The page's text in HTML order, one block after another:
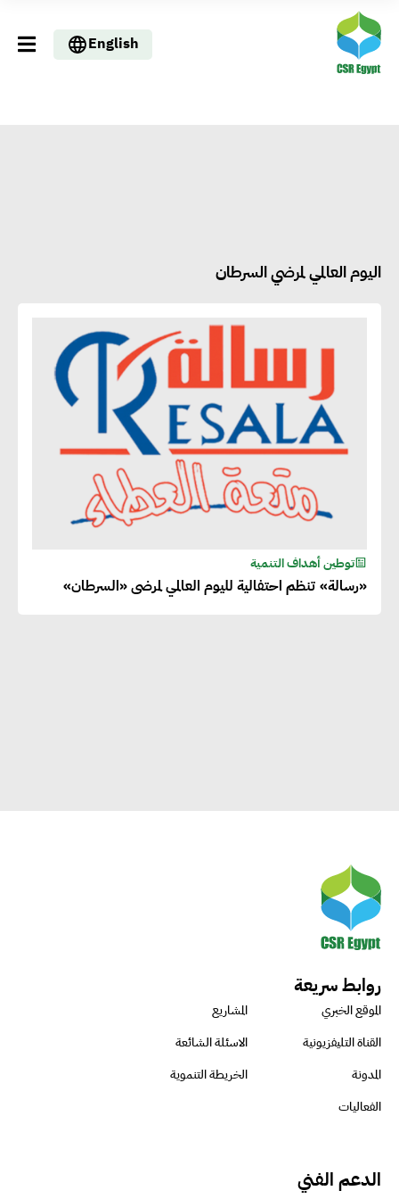
English
اليوم العالمي لمرضي السرطان
توطين أهداف التنمية
«رسالة» تنظم احتفالية لليوم العالمي لمرضى «السرطان»
روابط سريعة
الموقع الخبري
المشاريع
القناة التليفزيونية
الاسئلة الشائعة
المدونة
الخريطة التنموية
الفعاليات
الدعم الفني